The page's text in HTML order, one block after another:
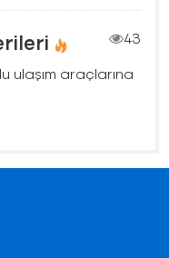
43
ulaşım araçlarına